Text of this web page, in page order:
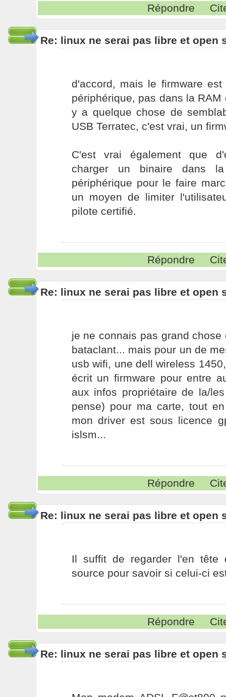
Répondre
Re: linux ne serai pas libre et open
d'accord, mais le firmware
périphérique, pas dans la
y a quelque chose de
USB Terratec, c'est vrai, un
C'est vrai également que
charger un binaire dans
périphérique pour le faire
un moyen de limiter
pilote certifié.
Répondre
Re: linux ne serai pas libre et open
je ne connais pas grand
bataclant... mais pour un de
usb wifi, une dell wireless
écrit un firmware pour entre
aux infos propriétaire de la/
pense) pour ma carte, tout
mon driver est sous licence
islsm...
Répondre
Re: linux ne serai pas libre et open
Il suffit de regarder l'en tête
source pour savoir si celui-ci
Répondre
Re: linux ne serai pas libre et open